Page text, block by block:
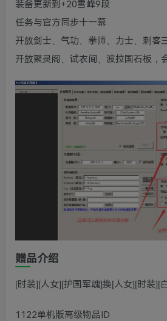
装备更新到+20雪峰9段
任务与官方同步十一幕
开放剑士、气功、拳师、力士、刺客
开放聚灵阁、试衣间、波拉国石板，
赠品介绍
[时装][人女][护国军魂]换[人女][时装][
1122单机版高级物品ID